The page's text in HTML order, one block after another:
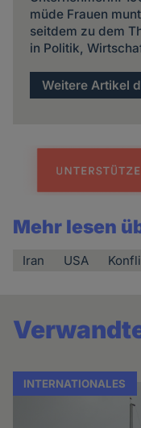
müde Frauen
seitdem zu dem
in Politik,
Weitere Artikel
Mehr lesen
Iran USA
INTERNATIONALES